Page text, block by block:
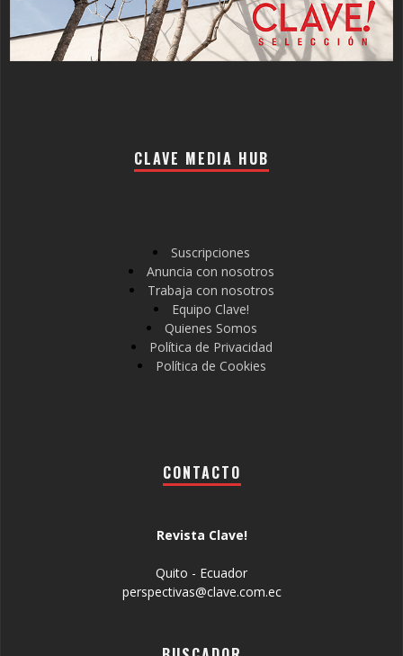
CLAVE MEDIA HUB
Suscripciones
Anuncia con nosotros
Trabaja con nosotros
Equipo Clave!
Quienes Somos
Política de Privacidad
Política de Cookies
CONTACTO
Revista Clave!
Quito - Ecuador
perspectivas@clave.com.ec